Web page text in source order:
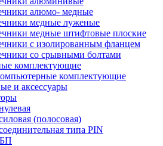
алюмо- медные
медные луженые
медные штифтовые плоские
с изолированным фланцем
со срывными болтами
комплектующие
комплектующие
и аксессуары
(полосовая)
типа PIN